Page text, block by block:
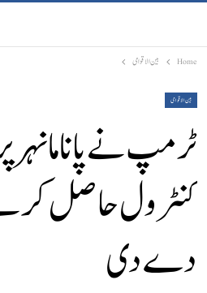
Home بین الاقوامی
بین الاقوامی
ٹرمپ نے پاناما نہر
کنٹرول حاصل
دے دی